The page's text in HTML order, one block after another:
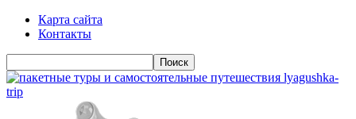
Карта сайта
Контакты
lyagushka-
trip